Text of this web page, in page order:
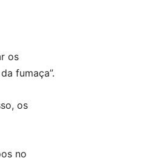
os
fumaça”.
os
no